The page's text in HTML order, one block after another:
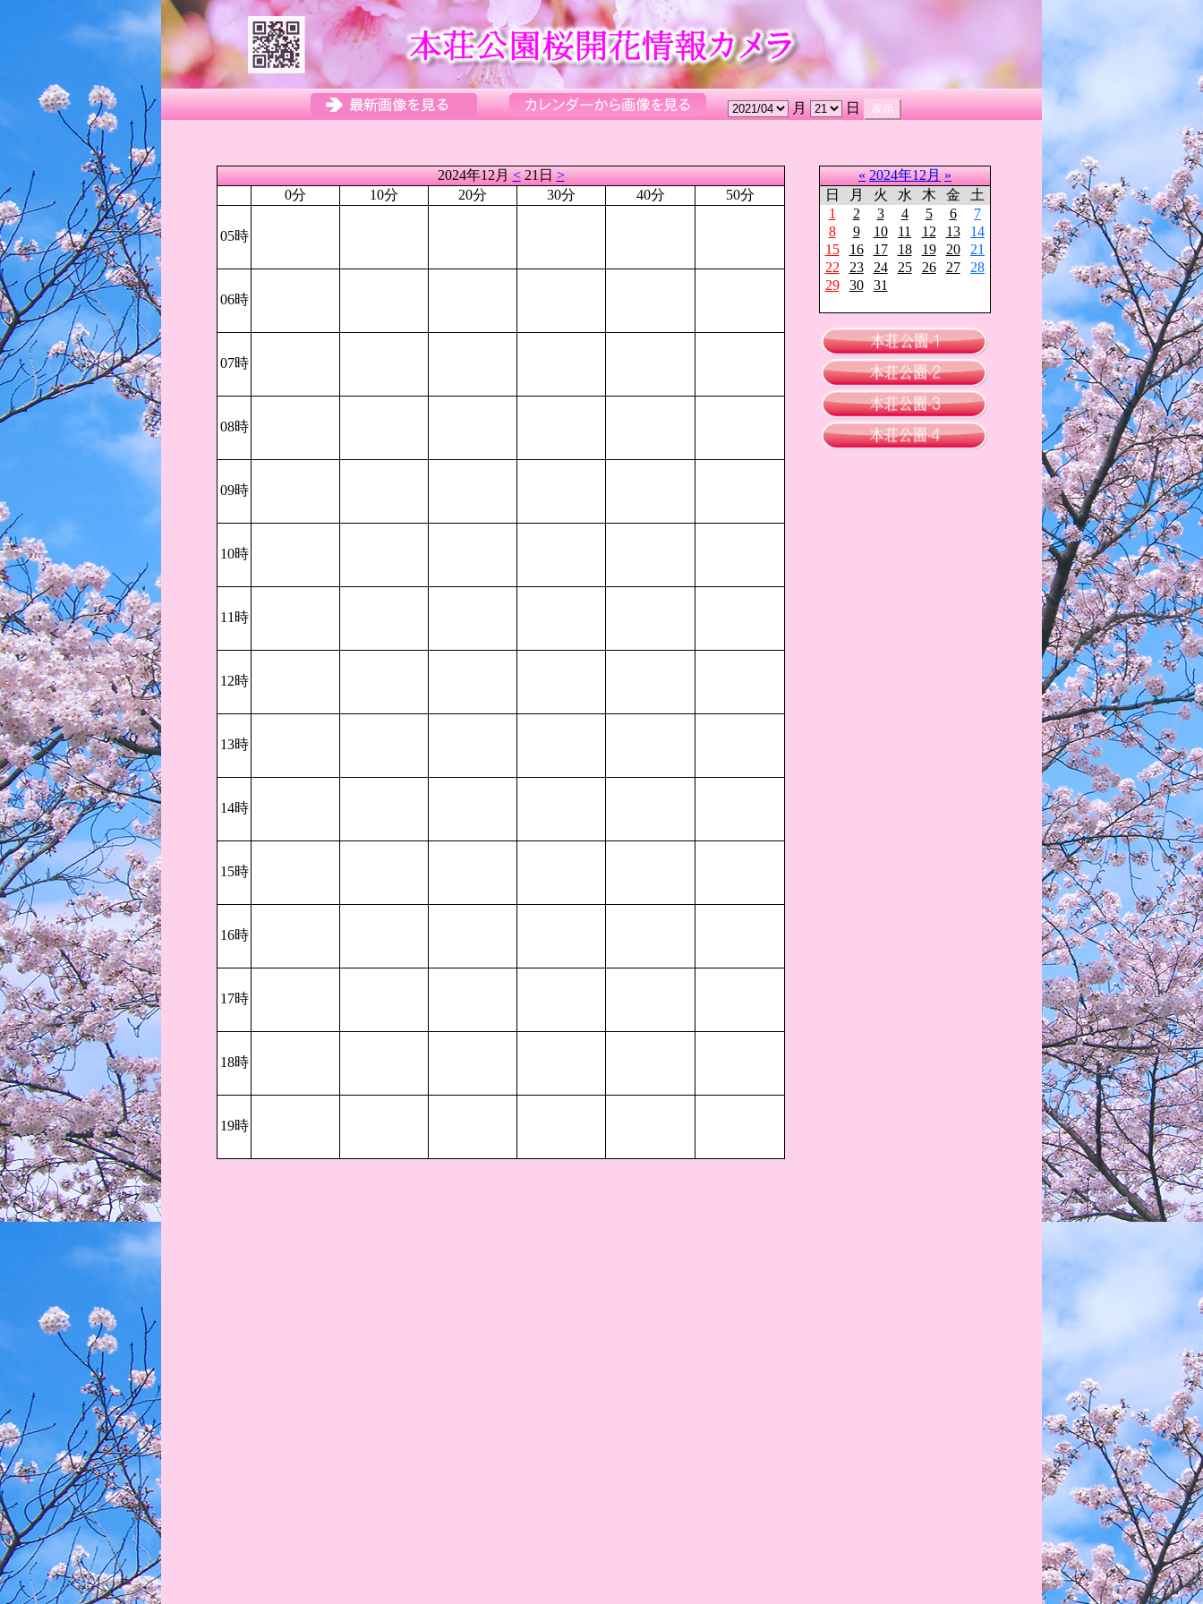
月 日
2024年12月<21日>
0分
10分 20分 30分 40分 50分
05時
06時
07時
08時
09時
10時
11時
12時
13時
14時
15時
16時
17時
18時
19時
« 2024年12月 »
日
月 火 水 木 金
土
1
2 3 4 5 6
7
8
9 10 11 12 13
14
15
16 17 18 19 20
21
22
23 24 25 26 27
28
29
30 31